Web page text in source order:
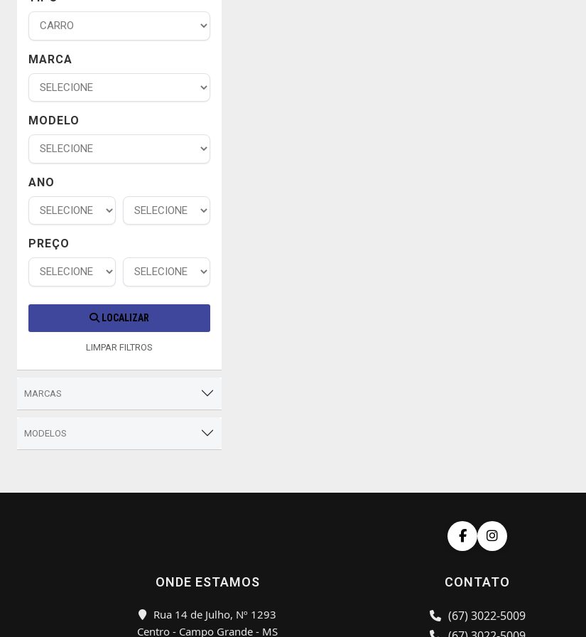
MARCA
MODELO
ANO
PREÇO
LOCALIZAR
LIMPAR FILTROS
MARCAS
MODELOS
ONDE ESTAMOS
Rua 14 de Julho, Nº 1293
Centro - Campo Grande - MS
CONTATO
(67) 3022-5009